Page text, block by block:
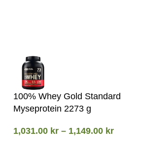
100% Whey Gold Standard
Myseprotein 2273 g
1,031.00 kr – 1,149.00 kr